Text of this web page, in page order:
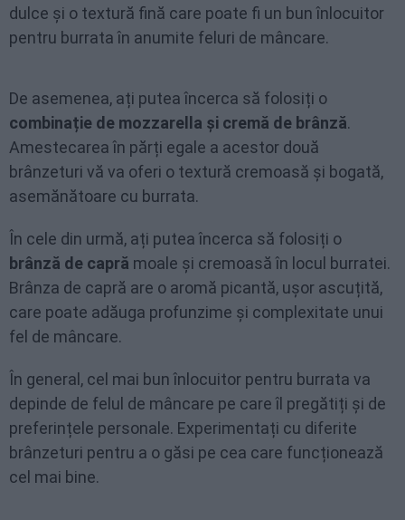
dulce și o textură fină care poate fi un bun înlocuitor
pentru burrata în anumite feluri de mâncare.
De asemenea, ați putea încerca să folosiți o
combinație de mozzarella și cremă de brânză.
Amestecarea în părți egale a acestor două
brânzeturi vă va oferi o textură cremoasă și bogată,
asemănătoare cu burrata.
În cele din urmă, ați putea încerca să folosiți o
brânză de capră moale și cremoasă în locul burratei.
Brânza de capră are o aromă picantă, ușor ascuțită,
care poate adăuga profunzime și complexitate unui
fel de mâncare.
În general, cel mai bun înlocuitor pentru burrata va
depinde de felul de mâncare pe care îl pregătiți și de
preferințele personale. Experimentați cu diferite
brânzeturi pentru a o găsi pe cea care funcționează
cel mai bine.